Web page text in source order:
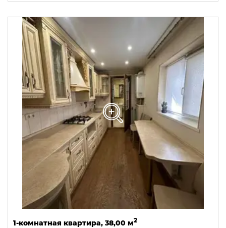
1-комнатная квартира, 38,00 м2